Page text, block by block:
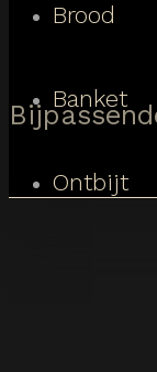
Brood
Banket
Ontbijt